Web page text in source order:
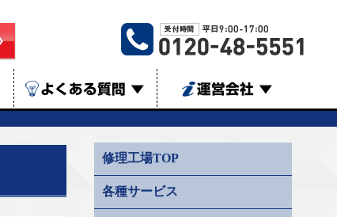
よくある質問 ▼ 運営会社 ▼
修理工場TOP
各種サービス